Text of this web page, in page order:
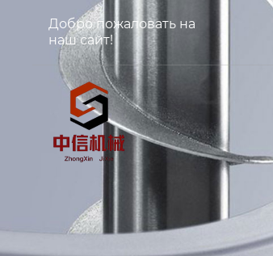
Добро пожаловать на
наш сайт!